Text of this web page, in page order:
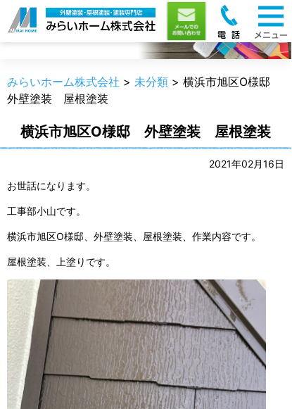
職人のうんちく
みらいホーム株式会社 > 未分類 > 横浜市旭区O様邸
外壁塗装 屋根塗装
横浜市旭区O様邸 外壁塗装 屋根塗装
2021年02月16日
お世話になります。
工事部小山です。
横浜市旭区O様邸、外壁塗装、屋根塗装、作業内容です。
屋根塗装、上塗りです。